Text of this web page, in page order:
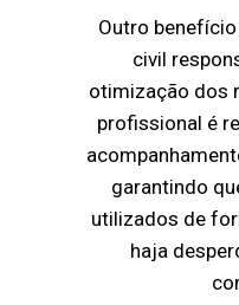
Outro
civil
otimização dos
profissional é
garantindo
utilizados de
haja